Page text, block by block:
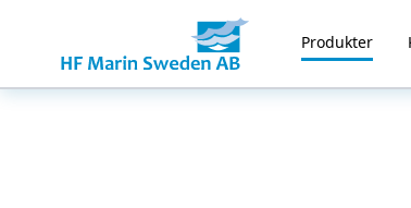
Home
Produkter